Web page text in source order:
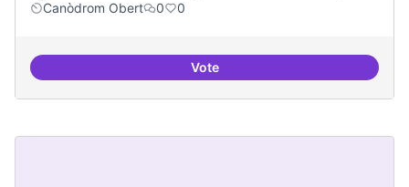
Canòdrom Obert
0 0
VoteGrades Obertes